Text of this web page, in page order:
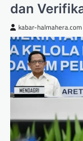
dan
kabar-halmahera.com